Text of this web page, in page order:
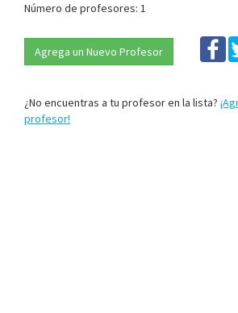
Número de profesores: 1
Agrega un Nuevo Profesor
¿No encuentras a tu profesor en la lista?
profesor!